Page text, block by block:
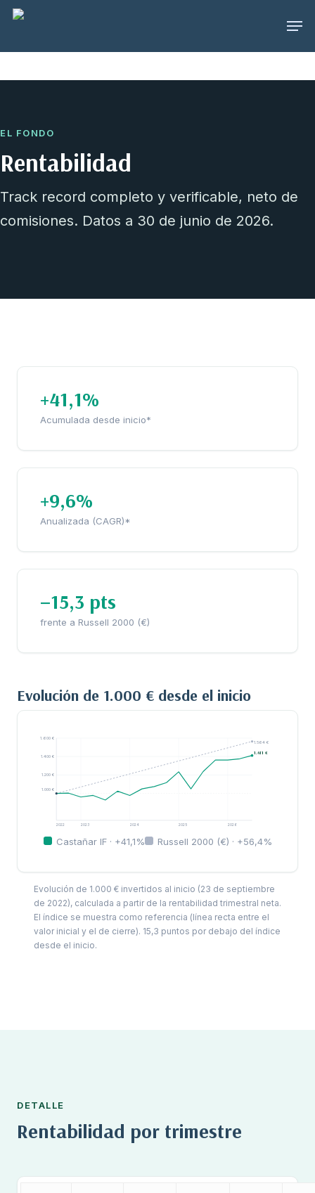
Skip
Menu
EL FONDO
Rentabilidad
Track record completo y verificable, neto de
comisiones. Datos a 30 de junio de 2026.
+41,1%
Acumulada desde inicio*
+9,6%
Anualizada (CAGR)*
−15,3 pts
frente a Russell 2000 (€)
Evolución de 1.000 € desde el inicio
1.600 €
1.400 €
1.200 €
1.000 €
1.411 €
1.564 €
2022 2023 2024 2025 2026
Castañar IF · +41,1% Russell 2000 (€) · +56,4%
Evolución de 1.000 € invertidos al inicio (23 de septiembre
de 2022), calculada a partir de la rentabilidad trimestral neta.
El índice se muestra como referencia (línea recta entre el
valor inicial y el de cierre). 15,3 puntos por debajo del índice
desde el inicio.
DETALLE
Rentabilidad por trimestre